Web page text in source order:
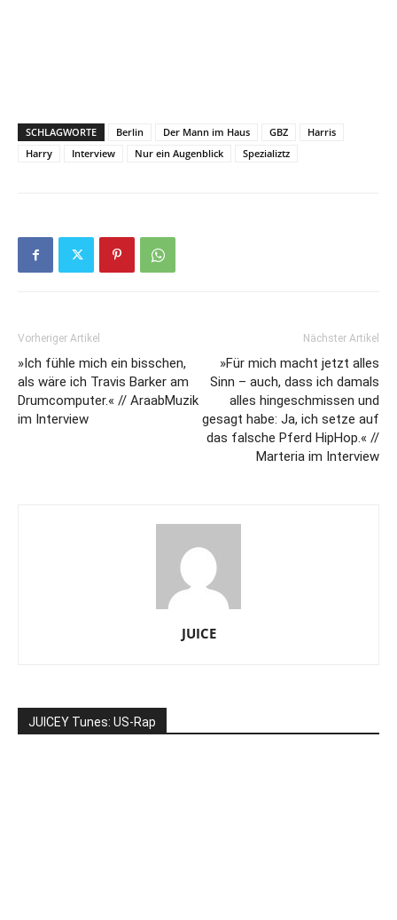
SCHLAGWORTE Berlin Der Mann im Haus GBZ
Harris
Harry
Interview Nur ein Augenblick Spezializtz
Vorheriger Artikel
»Ich fühle mich ein bisschen,
als wäre ich Travis Barker am
Drumcomputer.« // AraabMuzik
im Interview
Nächster Artikel
»Für mich macht jetzt alles
Sinn – auch, dass ich damals
alles hingeschmissen und
gesagt habe: Ja, ich setze auf
das falsche Pferd HipHop.« //
Marteria im Interview
JUICE
JUICEY Tunes: US-Rap